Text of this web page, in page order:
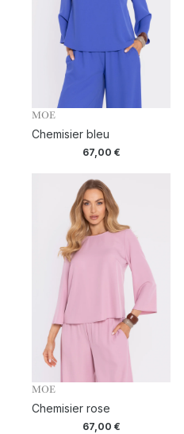
MOE
Chemisier bleu
67,00 €
MOE
Chemisier rose
67,00 €